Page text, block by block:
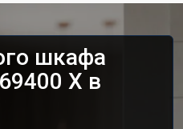
шкафа
X в